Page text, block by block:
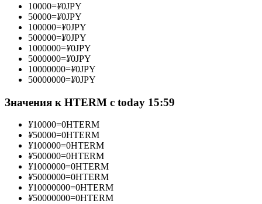
Наслаждайтесь распределением прибыли и комиссиями
за копи-трейдинг
10000=¥0JPY
50000=¥0JPY
100000=¥0JPY
500000=¥0JPY
1000000=¥0JPY
5000000=¥0JPY
10000000=¥0JPY
50000000=¥0JPY
Значения к HTERM с today 15:59
¥10000=0HTERM
¥50000=0HTERM
¥100000=0HTERM
¥500000=0HTERM
¥1000000=0HTERM
¥5000000=0HTERM
¥10000000=0HTERM
¥50000000=0HTERM